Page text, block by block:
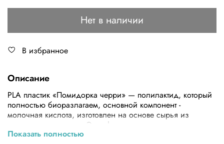
Нет в наличии
В избранное
Описание
PLA пластик «Помидорка черри» — полилактид, который
полностью биоразлагаем, основной компонент -
молочная кислота, изготовлен на основе сырья из
кукурузы и тростника. Этот pla пластик имеет повышенную
плотность 1,5 г/см3, высокую жесткость 3,8, чем
Показать полностью